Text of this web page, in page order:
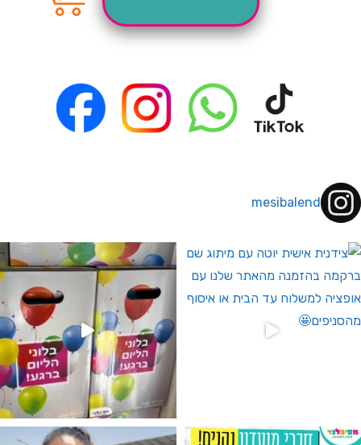
mesibalend
לחברי מועדון ומצטרפים חדשים🤍
מין העובר רק במסיבלנד !! קיים